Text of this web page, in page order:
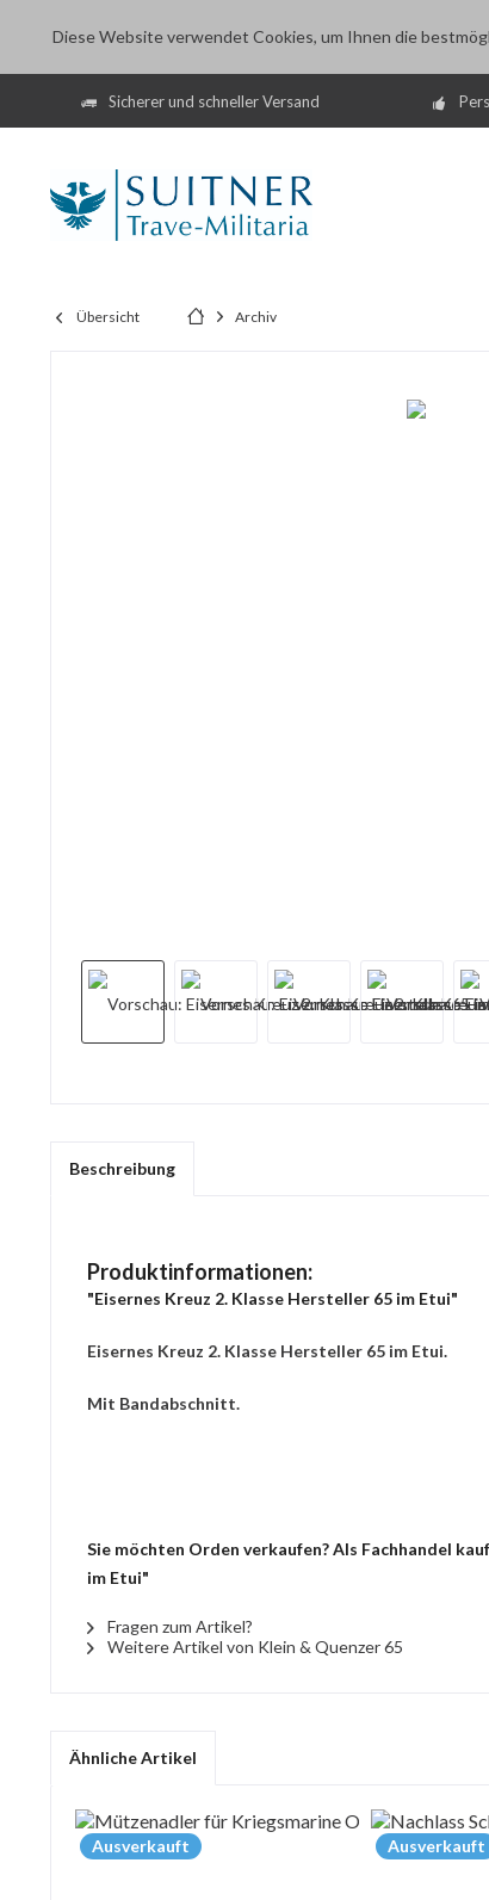
Diese Website verwendet Cookies, um Ihnen die
Sicherer und schneller Versand
Übersicht Archiv
Beschreibung
Produktinformationen:
"Eisernes Kreuz 2. Klasse Hersteller 65 im Etui"
Eisernes Kreuz 2. Klasse Hersteller 65 im Etui.
Mit Bandabschnitt.
Sie möchten Orden verkaufen? Als Fachhandel
im Etui"
Fragen zum Artikel?
Weitere Artikel von Klein & Quenzer 65
Ähnliche Artikel
Ausverkauft Ausverkauft